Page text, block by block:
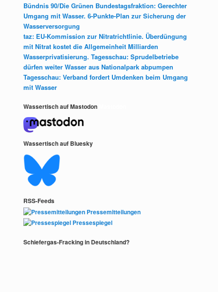
Bündnis 90/Die Grünen Bundestagsfraktion: Gerechter
Umgang mit Wasser. 6-Punkte-Plan zur Sicherung der
Wasserversorgung
taz: EU-Kommission zur Nitratrichtlinie. Überdüngung
mit Nitrat kostet die Allgemeinheit Milliarden
Wasserprivatisierung. Tagesschau: Sprudelbetriebe
dürfen weiter Wasser aus Nationalpark abpumpen
Tagesschau: Verband fordert Umdenken beim Umgang
mit Wasser
Wassertisch auf Mastodon
Wassertisch auf Bluesky
RSS-Feeds
Pressemitteilungen
Pressespiegel
Schiefergas-Fracking in Deutschland?